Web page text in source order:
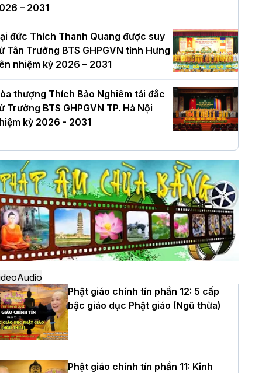
– 2031
đức Thích Thanh Quang được suy
Tân Trưởng BTS GHPGVN tỉnh Hưng
nhiệm kỳ 2026 – 2031
thượng Thích Bảo Nghiêm tái đắc
Trưởng BTS GHPGVN TP. Hà Nội
kỳ 2026 - 2031
Nội: Long trọng lễ khởi công xây
Trung tâm văn hóa Phật giáo Thủ
Nội: Ngày tu học cuối cùng khép lại
sinh hoạt Phật pháp mùa hè lần
XIV tại chùa Bằng
yêu thương trong ngày tu tập thứ
của Khóa sinh hoạt Phật pháp mùa
tại chùa Bằng
Audio
Phật giáo chính tín phần 12: 5 cấp
bậc giáo dục Phật giáo (Ngũ thừa)
Phật giáo chính tín phần 11: Kinh